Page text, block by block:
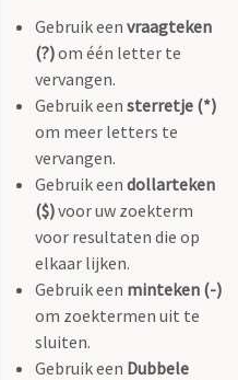
Gebruik een vraagteken
(?)om één letter te
vervangen.
Gebruik een sterretje (*)
om meer letters te
vervangen.
Gebruik een dollarteken
($)voor uw zoekterm
voor resultaten die op
elkaar lijken.
Gebruik een minteken (-)
om zoektermen uit te
sluiten.
Gebruik een Dubbele